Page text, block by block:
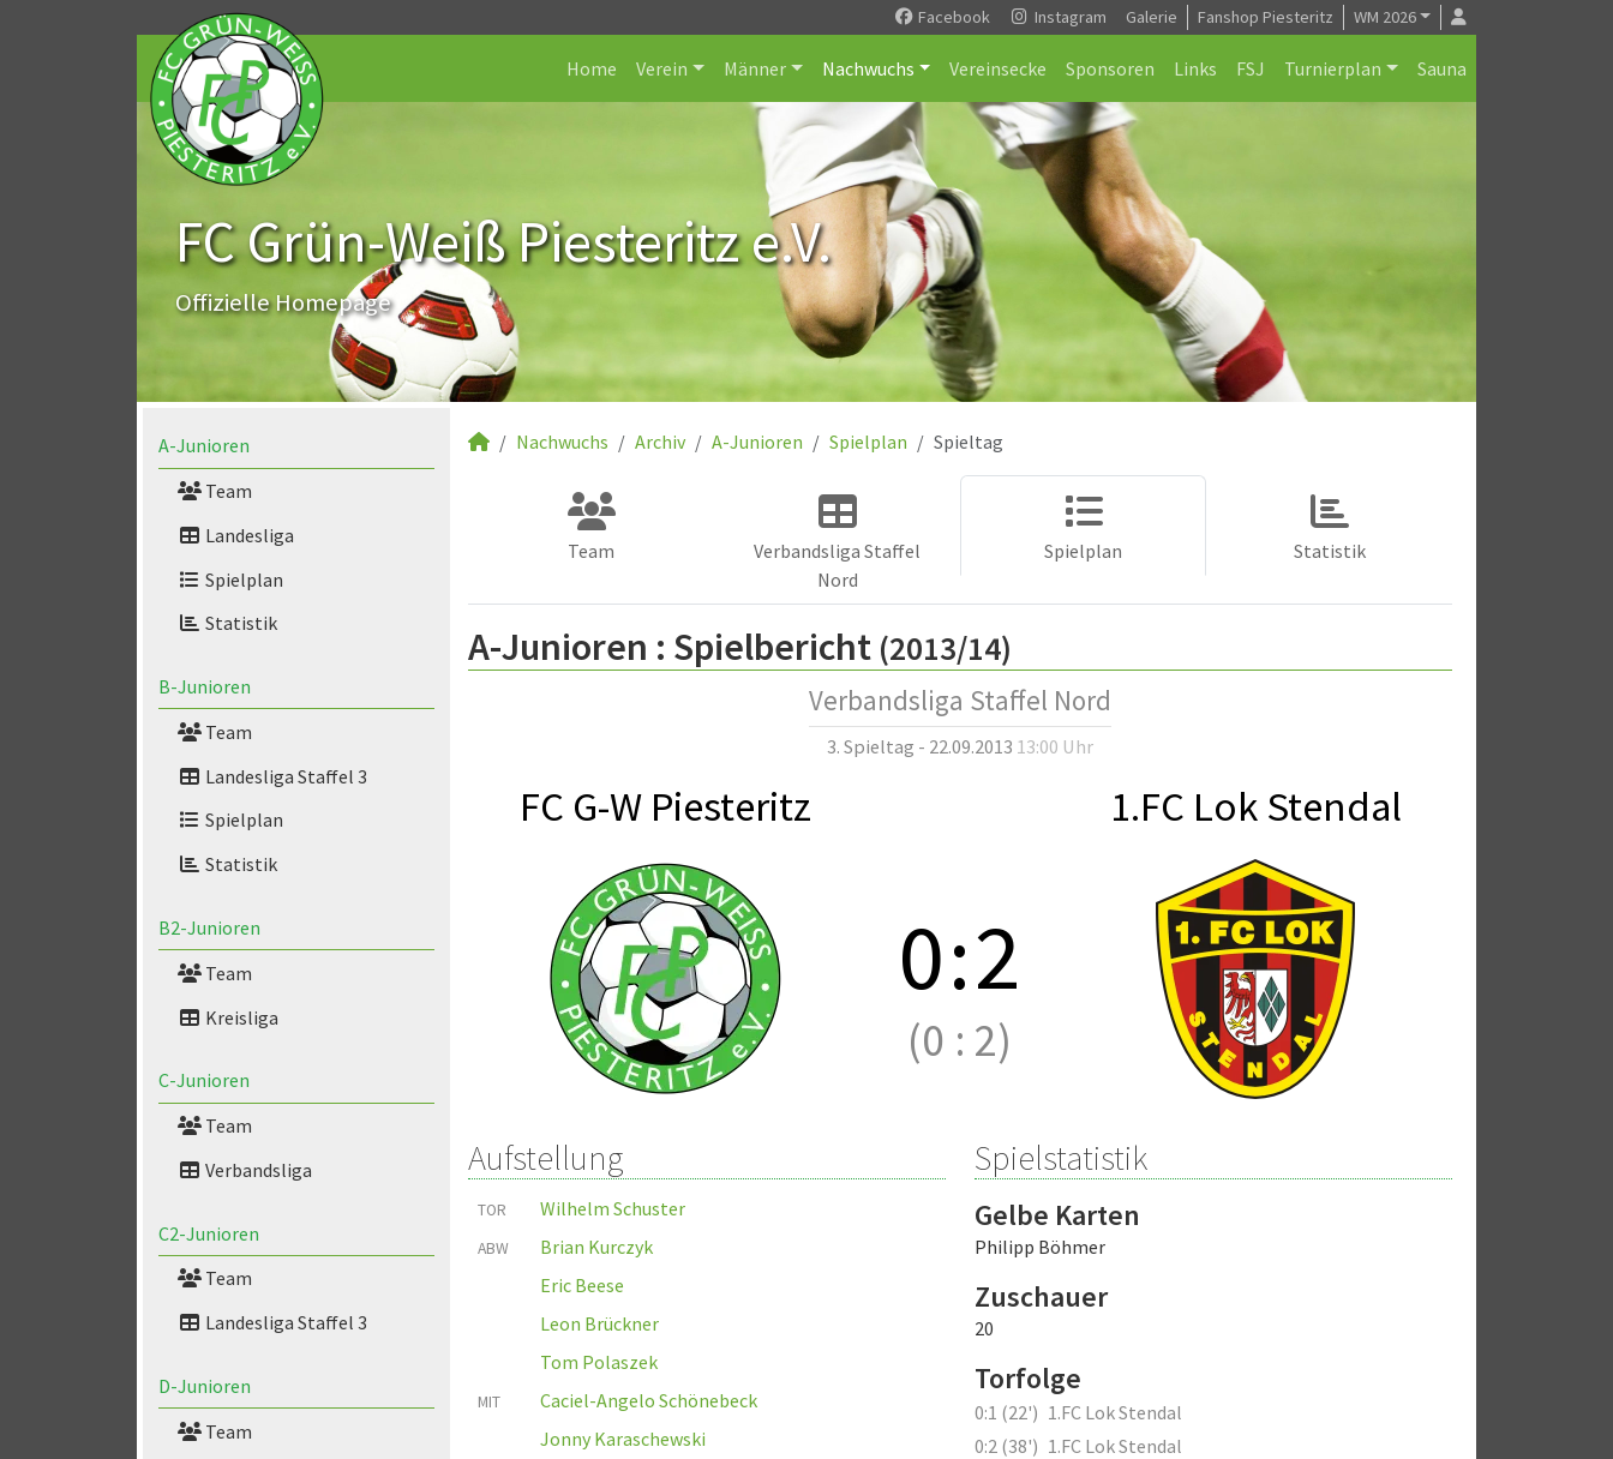
Facebook Instagram Galerie Fanshop Piesteritz WM 2026
Home Verein Männer Nachwuchs Vereinsecke Sponsoren Links FSJ Turnierplan Sauna
FC Grün-Weiß Piesteritz e.V.
Offizielle Homepage
A-Junioren
Team
Landesliga
Spielplan
Statistik
B-Junioren
Team
Landesliga Staffel 3
Spielplan
Statistik
B2-Junioren
Team
Kreisliga
C-Junioren
Team
Verbandsliga
C2-Junioren
Team
Landesliga Staffel 3
D-Junioren
Team
Nachwuchs Archiv A-Junioren Spielplan Spieltag
Team
Verbandsliga Staffel
Nord
Spielplan Statistik
A-Junioren : Spielbericht (2013/14)
Verbandsliga Staffel Nord
3. Spieltag - 22.09.2013 13:00 Uhr
FC G-W Piesteritz 1.FC Lok Stendal
0:2
(0 : 2)
Aufstellung
TOR Wilhelm Schuster
ABW
Brian Kurczyk
Eric Beese
Leon Brückner
Tom Polaszek
MIT
Caciel-Angelo Schönebeck
Jonny Karaschewski
Spielstatistik
Gelbe Karten
Philipp Böhmer
Zuschauer
20
Torfolge
0:1 (22') 1.FC Lok Stendal
0:2 (38') 1.FC Lok Stendal